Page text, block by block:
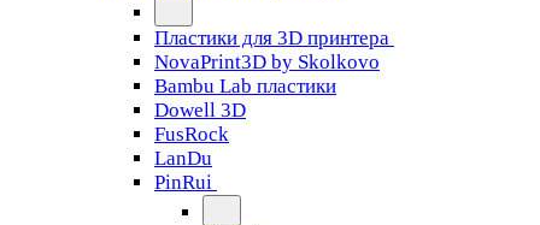
Пластики для 3D принтера
NovaPrint3D by Skolkovo
Bambu Lab пластики
Dowell 3D
FusRock
LanDu
PinRui